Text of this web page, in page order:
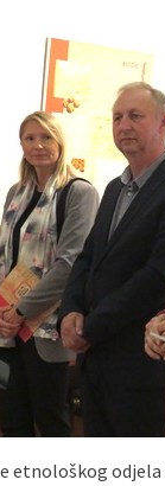
etnološkog